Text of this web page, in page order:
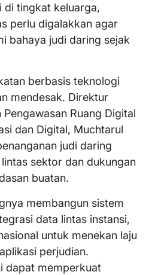
di tingkat keluarga,
perlu digalakkan agar
bahaya judi daring sejak
berbasis teknologi
mendesak. Direktur
Ruang Digital
dan Digital, Muchtarul
judi daring
sektor dan dukungan
buatan.
membangun sistem
data lintas instansi,
untuk menekan laju
perjudian.
dapat memperkuat